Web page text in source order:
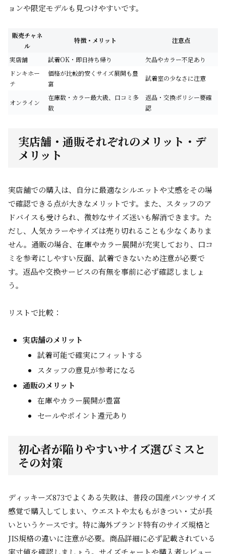
ョンや限定モデルも見つけやすいです。
販売チャネ
ル
特徴・メリット 注意点
実店舗 試着OK・即日持ち帰り
欠品やカラー不足あり
ドンキホー
テ
価格が比較的安くサイズ展開も豊
富
試着室の少なさに注意
オンライン
在庫数・カラー最大級、口コミ多
数
返品・交換ポリシー要確
認
実店舗・通販それぞれのメリット・デ
メリット
実店舗での購入は、自分に最適なシルエットや丈感をその場
で確認できる点が大きなメリットです。また、スタッフのア
ドバイスも受けられ、微妙なサイズ迷いも解消できます。た
だし、人気カラーやサイズは売り切れることも少なくありま
せん。通販の場合、在庫やカラー展開が充実しており、口コ
ミを参考にしやすい反面、試着できないため注意が必要で
す。返品や交換サービスの有無を事前に必ず確認しましょ
う。
リストで比較：
実店舗のメリット
試着可能で確実にフィットする
スタッフの意見が参考になる
通販のメリット
在庫やカラー展開が豊富
セールやポイント還元あり
初心者が陥りやすいサイズ選びミスと
その対策
ディッキーズ873でよくある失敗は、普段の国産パンツサイズ
感覚で購入してしまい、ウエストや太ももがきつい・丈が長
いというケースです。特に海外ブランド特有のサイズ規格と
JIS規格の違いに注意が必要。商品詳細に必ず記載されている
実寸値を確認しましょう。サイズチャートや購入者レビュー